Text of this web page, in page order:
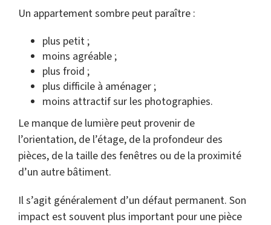
Un appartement sombre peut paraître :
plus petit ;
moins agréable ;
plus froid ;
plus difficile à aménager ;
moins attractif sur les photographies.
Le manque de lumière peut provenir de
l’orientation, de l’étage, de la profondeur des
pièces, de la taille des fenêtres ou de la proximité
d’un autre bâtiment.
Il s’agit généralement d’un défaut permanent. Son
impact est souvent plus important pour une pièce